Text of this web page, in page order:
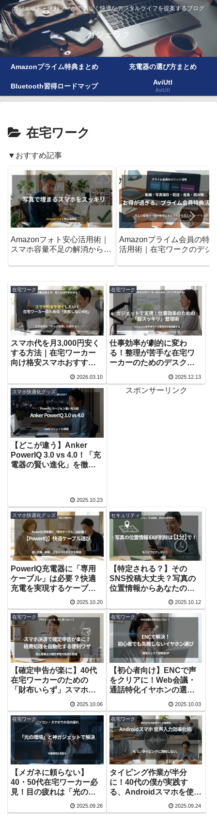
ガジェット＋便利ツールで楽しく快適なデジタルライフを提案するブログ
ガジェラク
Amazonプライム特典まとめ 充電器の選び方まとめ
Bluetooth習得ロードマップ AviUtl
AviUtl
在宅ワーク
▼おすすめ記事
Amazonフォト安心活用術｜
スマホ容量不足の解消から削
Amazonプライム会員の特典
活用術｜在宅ワークのデジ
プ
在宅ワーク
スマホ代を月3,000円安く
する方法｜在宅ワーカー
向け格安スマホおすすめ4
2026.03.10
在宅ワーク
仕事効率が劇的に変わ
る！整理が苦手な在宅ワ
ーカーのためのデスク片
2025.12.13
スマホ快適化グッズ
【どこが違う】Anker
PowerIQ 3.0 vs 4.0！「充
電器の賢い進化」を徹底
2025.10.23
スポンサーリンク
スマホ快適化グッズ
PowerIQ充電器に「専用
ケーブル」は必要？快適
充電を実現するケーブル
2025.10.20
セキュリティ
【特定される？】その
SNS投稿大丈夫？写真の
位置情報からあなたの自
2025.10.12
在宅ワーク
【確定申告が楽に】40代
在宅ワーカーのための
「財布いらず」スマホ決
2025.10.06
在宅ワーク
【初心者向け】ENCで声
をクリアに！Web会議・
通話特化イヤホンの選び
2025.10.03
在宅ワーク
【メガネに頼らない】
40・50代在宅ワーカー必
見！目の疲れは「光の環
境」と神ガジェットで解
決
2025.09.26
在宅ワーク
タイピング作業が半分
に！40代の僕が実践す
る、Androidスマホを使っ
た音声入力効率化術
2025.09.24